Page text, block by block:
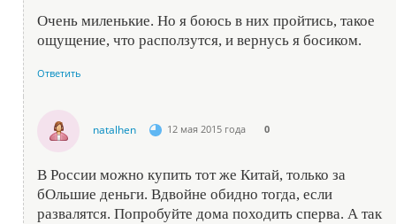
Очень миленькие. Но я боюсь в них пройтись, такое
ощущение, что расползутся, и вернусь я босиком.
Ответить
natalhen 12 мая 2015 года 0
В России можно купить тот же Китай, только за
бОльшие деньги. Вдвойне обидно тогда, если
развалятся. Попробуйте дома походить сперва. А так